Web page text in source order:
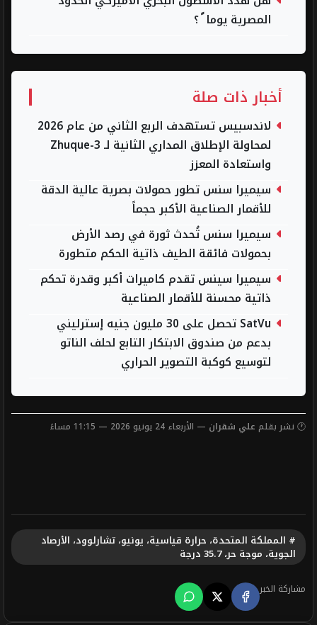
المصرية يوما ً ؟
أخبار ذات صلة
لاندسبيس تستهدف الربع الثاني من عام 2026
لمحاولة الإطلاق المداري الثانية لـ Zhuque-3
واستعادة المعزز
سيميرا سنس تطور حمولات بصرية عالية الدقة
للأقمار الصناعية الأكبر حجماً
سيميرا سنس تُحدث ثورة في رصد الأرض
بحمولات فائقة الطيف ذاتية الحكم متطورة
سيميرا سينس تقدم كاميرات أكبر وقدرة تحكم
ذاتية محسنة للأقمار الصناعية
SatVu تحصل على 30 مليون جنيه إسترليني
بدعم من صندوق الابتكار التابع لحلف الناتو
لتوسيع كوكبة التصوير الحراري
🕐 نشر بقلم علي شقران — الأربعاء 24 يونيو 2026 — 11:15 مساءً
# المملكة المتحدة، حرارة قياسية، يونيو، تشارلوود، الأرصاد
الجوية، موجة حر، 35.7 درجة
مشاركة الخبر